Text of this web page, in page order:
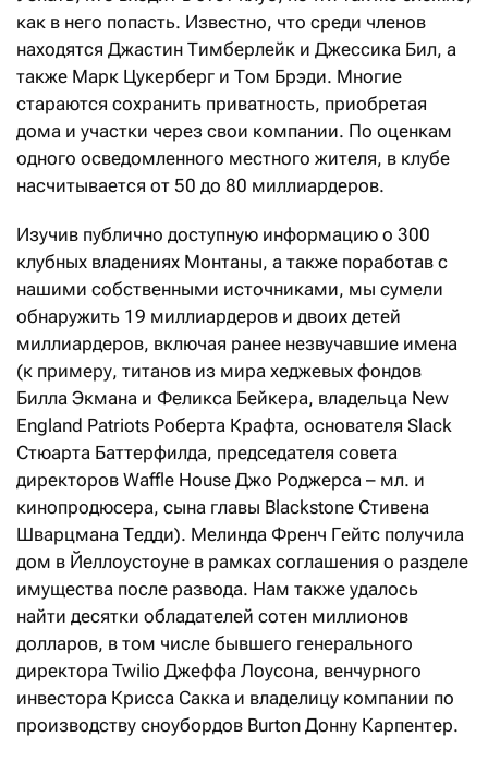
как в него попасть. Известно, что среди членов
находятся Джастин Тимберлейк и Джессика Бил, а
также Марк Цукерберг и Том Брэди. Многие
стараются сохранить приватность, приобретая
дома и участки через свои компании. По оценкам
одного осведомленного местного жителя, в клубе
насчитывается от 50 до 80 миллиардеров.
Изучив публично доступную информацию о 300
клубных владениях Монтаны, а также поработав с
нашими собственными источниками, мы сумели
обнаружить 19 миллиардеров и двоих детей
миллиардеров, включая ранее незвучавшие имена
(к примеру, титанов из мира хеджевых фондов
Билла Экмана и Феликса Бейкера, владельца New
England Patriots Роберта Крафта, основателя Slack
Стюарта Баттерфилда, председателя совета
директоров Waffle House Джо Роджерса – мл. и
кинопродюсера, сына главы Blackstone Стивена
Шварцмана Тедди). Мелинда Френч Гейтс получила
дом в Йеллоустоуне в рамках соглашения о разделе
имущества после развода. Нам также удалось
найти десятки обладателей сотен миллионов
долларов, в том числе бывшего генерального
директора Twilio Джеффа Лоусона, венчурного
инвестора Крисса Сакка и владелицу компании по
производству сноубордов Burton Донну Карпентер.